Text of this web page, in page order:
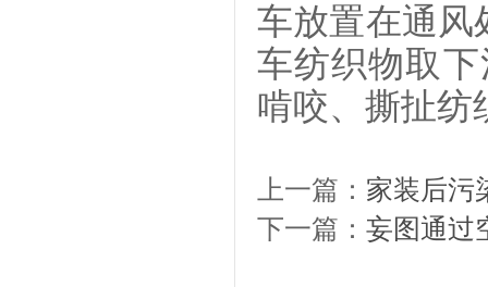
车放置在通风
车纺织物取
啃咬、撕扯纺
上一篇： 家装后污
下一篇： 妄图通过